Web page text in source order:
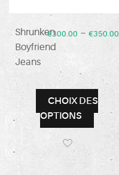
Shrunken
Boyfriend
Jeans
€300.00 – €350.00
CHOIX DES
OPTIONS